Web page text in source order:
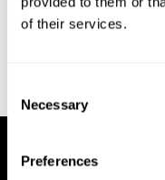
of their services.
Selection
Necessary
Preferences
Simon, J. R., and Wolf, J.